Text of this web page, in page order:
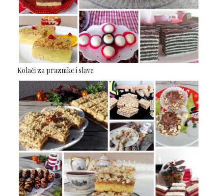
Kolači za praznike i slave